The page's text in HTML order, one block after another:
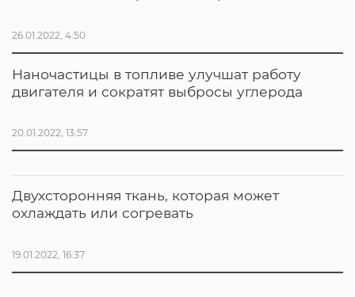
26.01.2022, 4:50
Наночастицы в топливе улучшат работу
двигателя и сократят выбросы углерода
20.01.2022, 13:57
Двухсторонняя ткань, которая может
охлаждать или согревать
19.01.2022, 16:37